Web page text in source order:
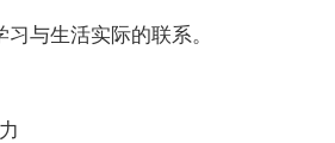
与生活实际的联系。